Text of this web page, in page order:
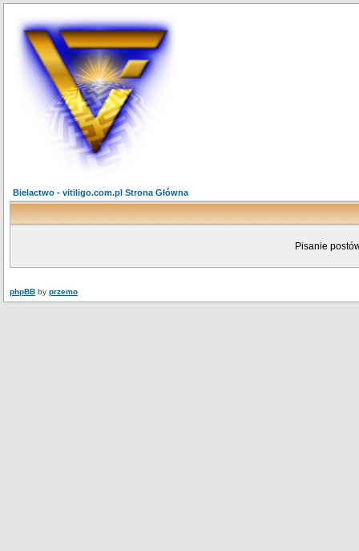
Bielactwo - vitiligo.com.pl Strona Główna
Pisanie
phpBB by przemo